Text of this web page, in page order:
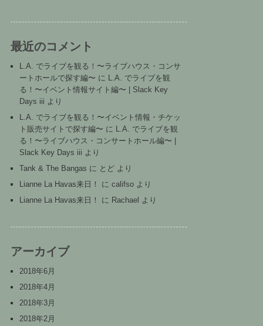
最近のコメント
L.A. でライブを観る！〜ライブハウス・コンサ
ートホールで探す編〜 に L.A. でライブを観
る！〜イベント情報サイト編〜 | Slack Key
Days iii より
L.A. でライブを観る！〜イベント情報・チケッ
ト販売サイトで探す編〜 に L.A. でライブを観
る！〜ライブハウス・コンサートホール編〜 |
Slack Key Days iii より
Tank & The Bangas に とどより
Lianne La Havas来日！
に califsoより
Lianne La Havas来日！
に Rachael より
アーカイブ
2018年6月
2018年4月
2018年3月
2018年2月